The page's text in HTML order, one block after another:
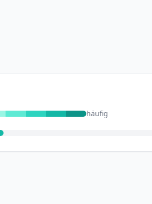
häufig